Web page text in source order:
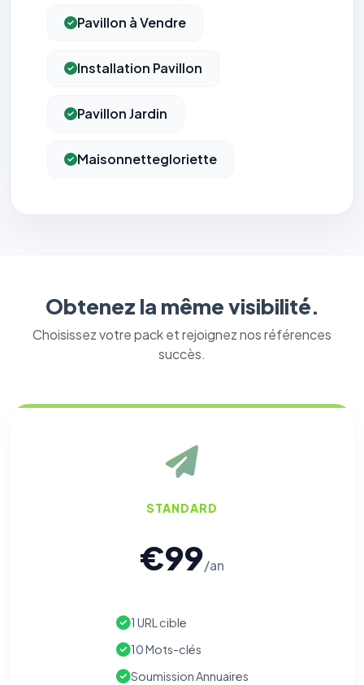
Pavillon à Vendre
Installation Pavillon
Pavillon Jardin
Maisonnettegloriette
Obtenez la même visibilité.
Choisissez votre pack et rejoignez nos références
succès.
STANDARD
€99/an
1 URL cible
10 Mots-clés
Soumission Annuaires